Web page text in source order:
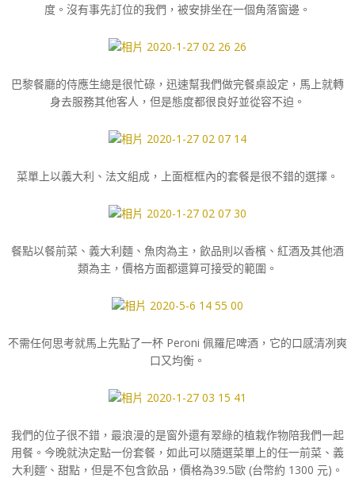
度。沒有事先訂位的我們，被安排坐在一個角落窗邊。
巴黎餐廳的侍應生總是很忙碌，迅速幫我們做完餐桌設定，馬上就轉
身去服務其他客人，但是態度都很良好並從容不迫。
菜單上以義大利、法文組成，上面框框內的套餐是很不錯的選擇。
餐點以餐前菜、義大利麵、魚肉為主，飲品則以香檳、紅酒及其他酒
類為主，價格方面都還算可接受的範圍。
不需任何思考就馬上先點了一杯 Peroni 佩羅尼啤酒，它的口感清冽爽
口又均衡。
我們的位子很不錯，最浪漫的是窗外還有翠綠的植栽作物陪我們一起
用餐。今晚就決定點一份套餐，如此可以隨選菜單上的任一前菜、義
大利麵’、甜點，但是不包含飲品，價格為39.5歐 (台幣約 1300 元)。